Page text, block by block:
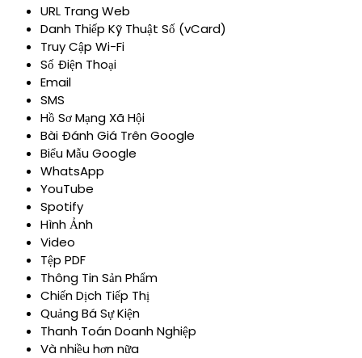
URL Trang Web
Danh Thiếp Kỹ Thuật Số (vCard)
Truy Cập Wi-Fi
Số Điện Thoại
Email
SMS
Hồ Sơ Mạng Xã Hội
Bài Đánh Giá Trên Google
Biểu Mẫu Google
WhatsApp
YouTube
Spotify
Hình Ảnh
Video
Tệp PDF
Thông Tin Sản Phẩm
Chiến Dịch Tiếp Thị
Quảng Bá Sự Kiện
Thanh Toán Doanh Nghiệp
Và nhiều hơn nữa